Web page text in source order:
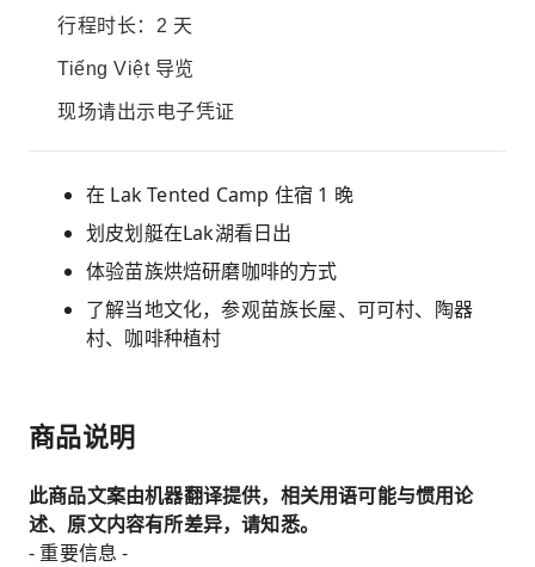
行程时长：2 天
Tiếng Việt 导览
现场请出示电子凭证
在 Lak Tented Camp 住宿 1 晚
划皮划艇在Lak湖看日出
体验苗族烘焙研磨咖啡的方式
了解当地文化，参观苗族长屋、可可村、陶器
村、咖啡种植村
商品说明
此商品文案由机器翻译提供，相关用语可能与惯用论
述、原文内容有所差异，请知悉。
- 重要信息 -